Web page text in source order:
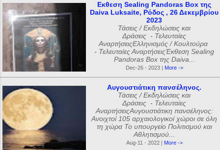
Εκθεση Sealing Pandoras Box της
Daiva Luksaite, Ρόδος , 26 Δεκεμβρίου
2023
Τάσεις / Εκδηλώσεις και
Δράσεις - Τελευταίες
ΑναρτήσειςΕλληνισμός / Κουλτούρα
- Τελευταίες ΑναρτήσειςΈκθεση Sealing
Pandoras Box της Daiva...
Dec-26 - 2023 | More ->
Αυγουστιάτικη πανσέληνος.
Τάσεις / Εκδηλώσεις και
Δράσεις - Τελευταίες
ΑναρτήσειςΑυγουστιάτικη πανσέληνος:
Ανοιχτοί 105 αρχαιολογικοί χώροι σε όλη
τη χώρα Το υπουργείο Πολιτισμού και
Αθλητισμού...
Aug-11 - 2022 | More ->